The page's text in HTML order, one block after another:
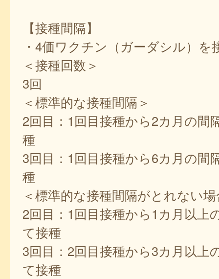
【接種間隔】
・4価ワクチン（ガーダシル）を
＜接種回数＞
3回
＜標準的な接種間隔＞
2回目：1回目接種から2カ月の間
種
3回目：1回目接種から6カ月の間
種
＜標準的な接種間隔がとれない
2回目：1回目接種から1カ月以上
て接種
3回目：2回目接種から3カ月以上
て接種